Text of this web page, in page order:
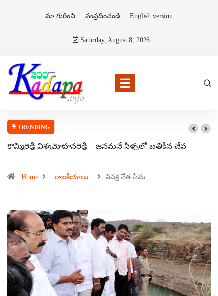
మా గురించి సంప్రదించండి English version
Saturday, August 8, 2026
TRENDING
కొమ్మిరెడ్డి విశ్వమోహనరెడ్డి – జనమనే నీళ్ళలో బతికిన చేప
Home రాజకీయాలు విపక్ష నేత సీమ…